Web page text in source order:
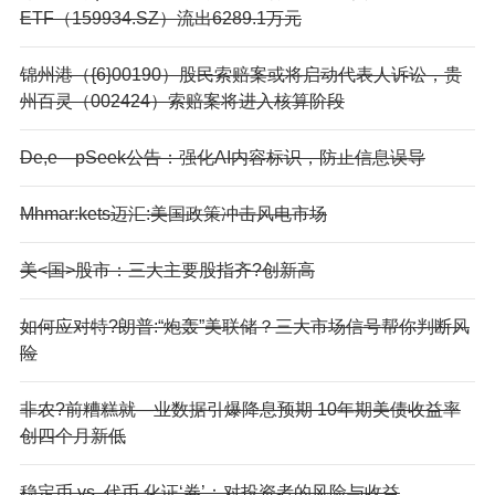
ETF（159934.SZ）流出6289.1万元
锦州港（{6}00190）股民索赔案或将启动代表人诉讼，贵
州百灵（002424）索赔案将进入核算阶段
De,e—pSeek公告：强化AI内容标识，防止信息误导
Mhmar:kets迈汇:美国政策冲击风电市场
美<国>股市：三大主要股指齐?创新高
如何应对特?朗普:“炮轰”美联储？三大市场信号帮你判断风
险
非农?前糟糕就—业数据引爆降息预期 10年期美债收益率
创四个月新低